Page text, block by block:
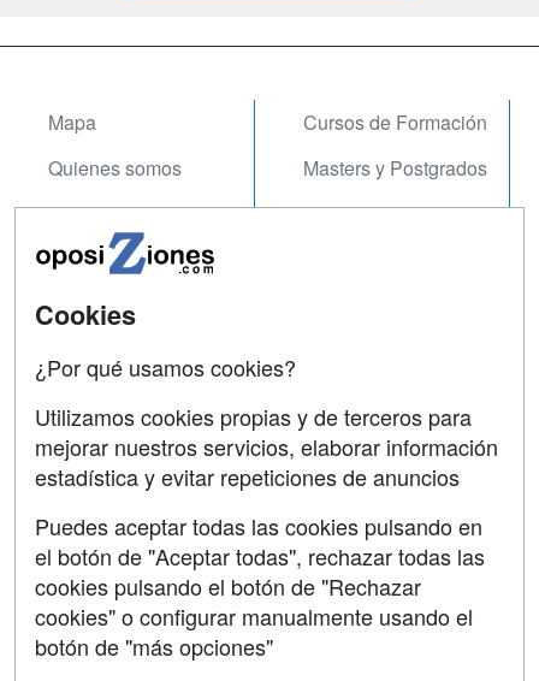
Mapa
Quienes somos
Tarifas publicidad
Acceso Usuarios
Acceso Centros
Cursos de Formación
Masters y Postgrados
Cursos FP
Contactar
Confidencialidad
Aviso legal
Copyleft
Cookies
¿Por qué usamos cookies?
Utilizamos cookies propias y de terceros para
mejorar nuestros servicios, elaborar información
estadística y evitar repeticiones de anuncios
Puedes aceptar todas las cookies pulsando en
el botón de "Aceptar todas", rechazar todas las
cookies pulsando el botón de "Rechazar
cookies" o configurar manualmente usando el
botón de "más opciones"